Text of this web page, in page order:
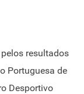
resultados
Portuguesa de
Desportivo